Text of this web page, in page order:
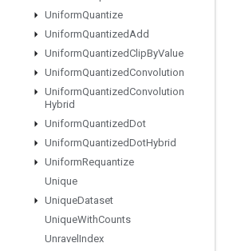
UniformQuantize
UniformQuantizedAdd
UniformQuantizedClipByValue
UniformQuantizedConvolution
UniformQuantizedConvolution
Hybrid
UniformQuantizedDot
UniformQuantizedDotHybrid
UniformRequantize
Unique
UniqueDataset
UniqueWithCounts
Unravel Index